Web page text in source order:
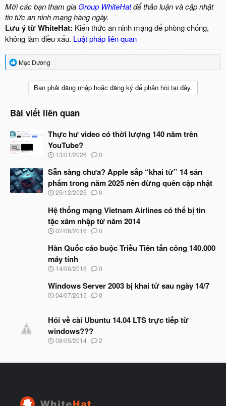
Mời các bạn tham gia Group WhiteHatđể thảo luận và cập nhật
tin tức an ninh mạng hàng ngày.
Lưu ý từ WhiteHat: Kiến thức an ninh mạng để phòng chống,
không làm điều xấu. Luật pháp liên quan
R
e
o
n
:
Mạc Dương
Bạn phải đăng nhập hoặc đăng ký để phản hồi tại đây.
Bài viết liên quan
Thực hư video có thời lượng 140 năm trên
YouTube?
N
à
b
ắ
đ
ầ
u
13/01/2026 0
Sẵn sàng chưa? Apple sắp “khai tử” 14 sản
phẩm trong năm 2025 nên đừng quên cập nhật
N
à
y
b
ắ
đ
ầ
u
25/12/2025 0
Hệ thống mạng Vietnam Airlines có thể bị tin
tặc xâm nhập từ năm 2014
N
à
b
ắ
đ
ầ
02/08/2016 0
Hàn Quốc cáo buộc Triều Tiên tấn công 140.000
máy tính
N
à
y
b
t
đ
ầ
u
14/06/2016 0
Windows Server 2003 bị khai tử sau ngày 14/7
N
y
b
ắ
t
04/07/2015 0
Hỏi về cài Ubuntu 14.04 LTS trực tiếp từ
windows???
N
y
08/05/2014 2